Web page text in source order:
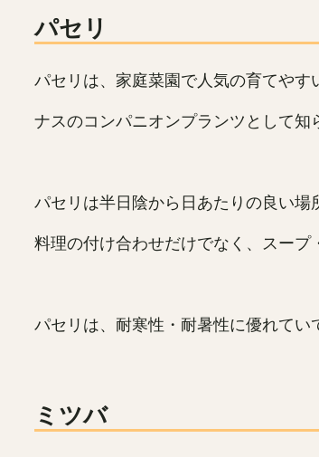
パセリ
パセリは、家庭菜園で人気の育てやす
ナスのコンパニオンプランツとして知
パセリは半日陰から日あたりの良い場
料理の付け合わせだけでなく、スープ
パセリは、耐寒性・耐暑性に優れてい
ミツバ